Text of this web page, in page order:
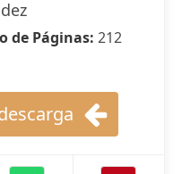
de Páginas: 212